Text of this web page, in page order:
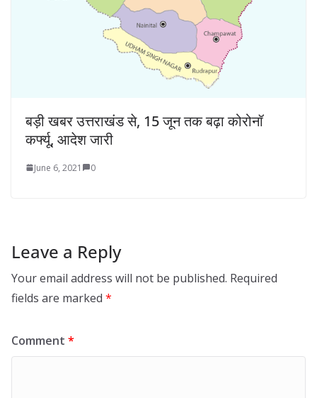
बड़ी खबर उत्तराखंड से, 15 जून तक बढ़ा कोरोनॉ
कर्फ्यू, आदेश जारी
June 6, 2021 0
Leave a Reply
Your email address will not be published. Required
fields are marked *
Comment *